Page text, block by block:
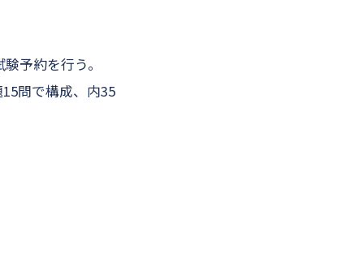
予約を行う。
問で構成、内35